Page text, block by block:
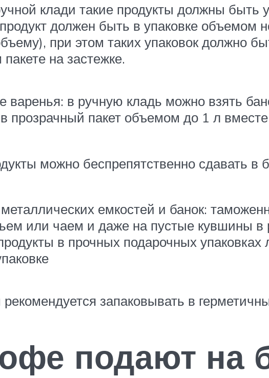
клади такие продукты должны быть
должен быть в упаковке
при этом таких упаковок должно
на застежке.
варенья: в ручную кладь можно взять
прозрачный пакет объемом до 1 л
можно беспрепятственно сдавать в
емкостей и банок:
или чаем и даже на пустые кувшины
в прочных подарочных
запаковывать в
подают на